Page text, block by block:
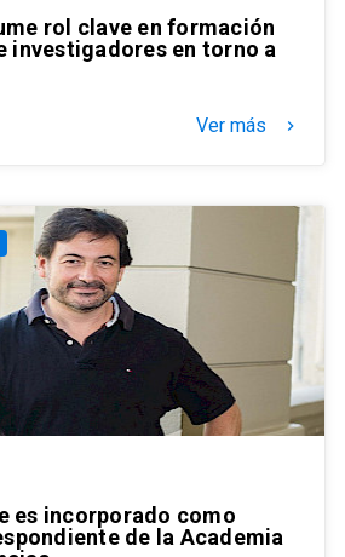
rol clave en formación
investigadores en torno a
Ver más keyboard_arrow_right
es incorporado como
de la Academia